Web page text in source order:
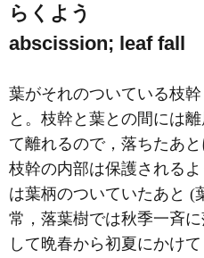
らくよう
abscission; leaf fall
葉がそれのついている枝
と。枝幹と葉との間には
て離れるので，落ちたあ
枝幹の内部は保護される
は葉柄のついていたあと (
常，落葉樹では秋季一斉
して晩春から初夏にかけ